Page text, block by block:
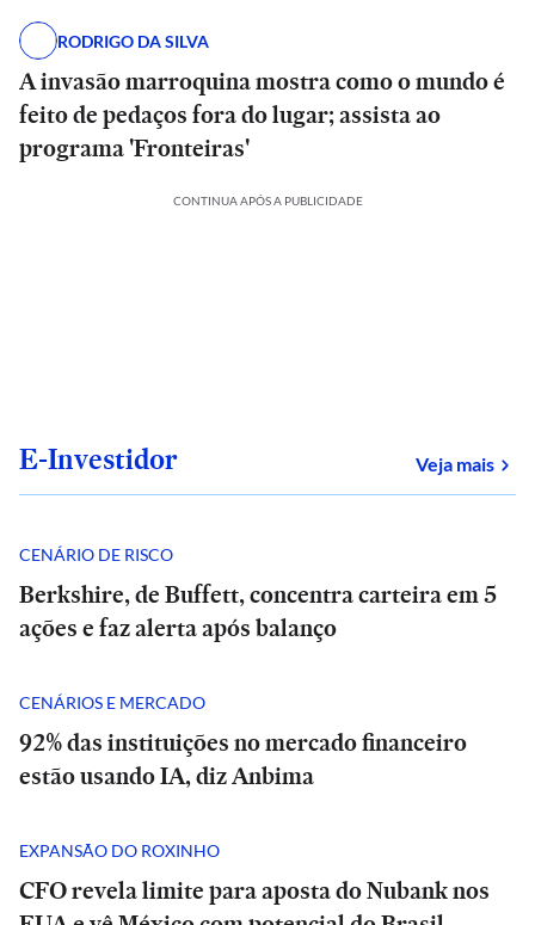
RODRIGO DA SILVA
A invasão marroquina mostra como o mundo é
feito de pedaços fora do lugar; assista ao
programa 'Fronteiras'
CONTINUA APÓS A PUBLICIDADE
E-Investidor Veja mais
CENÁRIO DE RISCO
Berkshire, de Buffett, concentra carteira em 5
ações e faz alerta após balanço
CENÁRIOS E MERCADO
92% das instituições no mercado financeiro
estão usando IA, diz Anbima
EXPANSÃO DO ROXINHO
CFO revela limite para aposta do Nubank nos